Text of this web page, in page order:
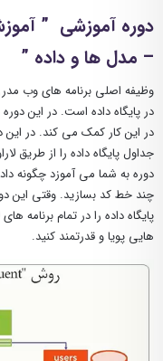
دوره آموزشی ”
– مدل ها و داده ”
وظیفه اصلی برنامه های وب
در پایگاه داده است. در این
در این کار کمک می کند. در
چند خط کد بسازید. وقتی این
پایگاه داده را در تمام برنامه
هایی پویا و قدرتمند کنید.